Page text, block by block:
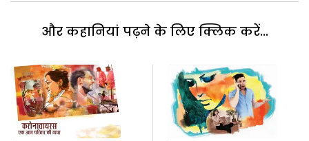
और कहानियां पढ़ने के लिए क्लिक करें...